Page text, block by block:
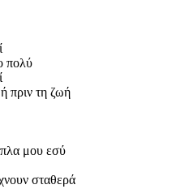
πολύ
πριν τη ζωή
μου εσύ
σταθερά